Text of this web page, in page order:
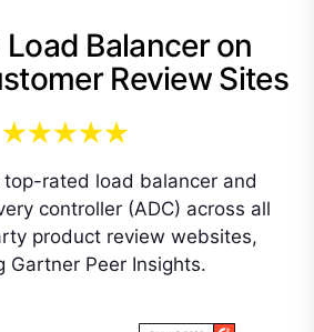
Load Balancer on
Review Sites
top-rated load balancer and
controller (ADC) across all
product review websites,
Gartner Peer Insights.